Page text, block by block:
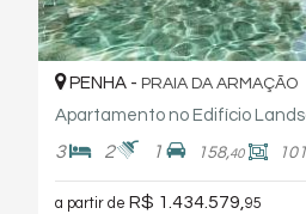
PENHA - PRAIA DA ARMAÇÃO
3 2 1 158,40
a partir de R$ 1.434.579,95